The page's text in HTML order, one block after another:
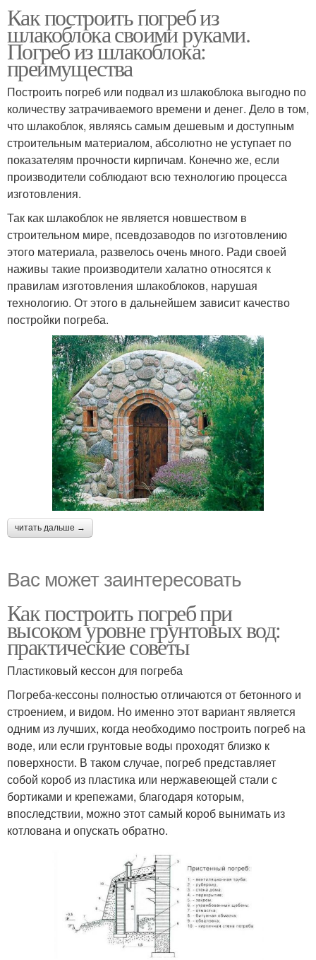
Как построить погреб из
шлакоблока своими руками.
Погреб из шлакоблока:
преимущества
Построить погреб или подвал из шлакоблока выгодно по
количеству затрачиваемого времени и денег. Дело в том,
что шлакоблок, являясь самым дешевым и доступным
строительным материалом, абсолютно не уступает по
показателям прочности кирпичам. Конечно же, если
производители соблюдают всю технологию процесса
изготовления.
Так как шлакоблок не является новшеством в
строительном мире, псевдозаводов по изготовлению
этого материала, развелось очень много. Ради своей
наживы такие производители халатно относятся к
правилам изготовления шлакоблоков, нарушая
технологию. От этого в дальнейшем зависит качество
постройки погреба.
читать дальше →
Вас может заинтересовать
Как построить погреб при
высоком уровне грунтовых вод:
практические советы
Пластиковый кессон для погреба
Погреба-кессоны полностью отличаются от бетонного и
строением, и видом. Но именно этот вариант является
одним из лучших, когда необходимо построить погреб на
воде, или если грунтовые воды проходят близко к
поверхности. В таком случае, погреб представляет
собой короб из пластика или нержавеющей стали с
бортиками и крепежами, благодаря которым,
впоследствии, можно этот самый короб вынимать из
котлована и опускать обратно.